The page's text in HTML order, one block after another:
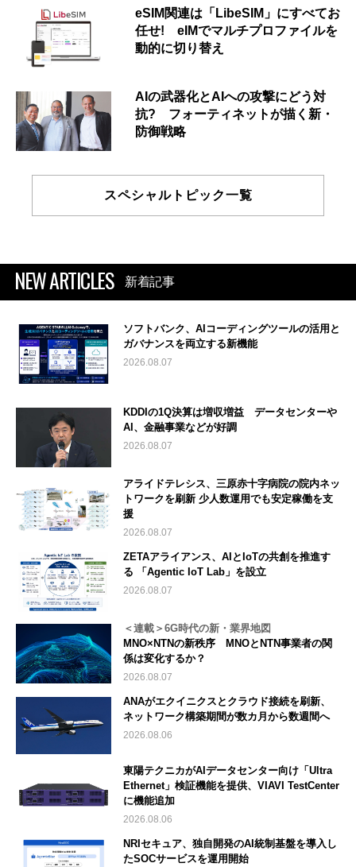
eSIM関連は「LibeSIM」にすべてお
任せ! eIMでマルチプロファイルを
動的に切り替え
AIの武器化とAIへの攻撃にどう対
抗? フォーティネットが描く新・
防御戦略
スペシャルトピック一覧
NEW ARTICLES 新着記事
ソフトバンク、AIコーディングツールの活用と
ガバナンスを両立する新機能
2026.08.07
KDDIの1Q決算は増収増益 データセンターや
AI、金融事業などが好調
2026.08.07
アライドテレシス、三原赤十字病院の院内ネッ
トワークを刷新 少人数運用でも安定稼働を支
援
2026.08.07
ZETAアライアンス、AIとIoTの共創を推進す
る 「Agentic IoT Lab」を設立
2026.08.07
＜連載＞6G時代の新・業界地図
MNO×NTNの新秩序 MNOとNTN事業者の関
係は変化するか？
2026.08.07
ANAがエクイニクスとクラウド接続を刷新、
ネットワーク構築期間が数カ月から数週間へ
2026.08.06
東陽テクニカがAIデータセンター向け「Ultra
Ethernet」検証機能を提供、VIAVI TestCenter
に機能追加
2026.08.06
NRIセキュア、独自開発のAI統制基盤を導入し
たSOCサービスを運用開始